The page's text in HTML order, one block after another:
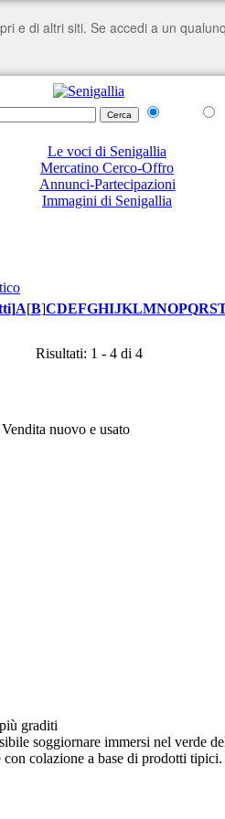
Le voci di Senigallia
Mercatino Cerco-Offro
Annunci-Partecipazioni
Immagini di Senigallia
]A[B]CDEFGHIJKLMNOPQRS
Risultati: 1 - 4 di 4
nuovo e usato
soggiornare immersi nel verde
colazione a base di prodotti tipici.